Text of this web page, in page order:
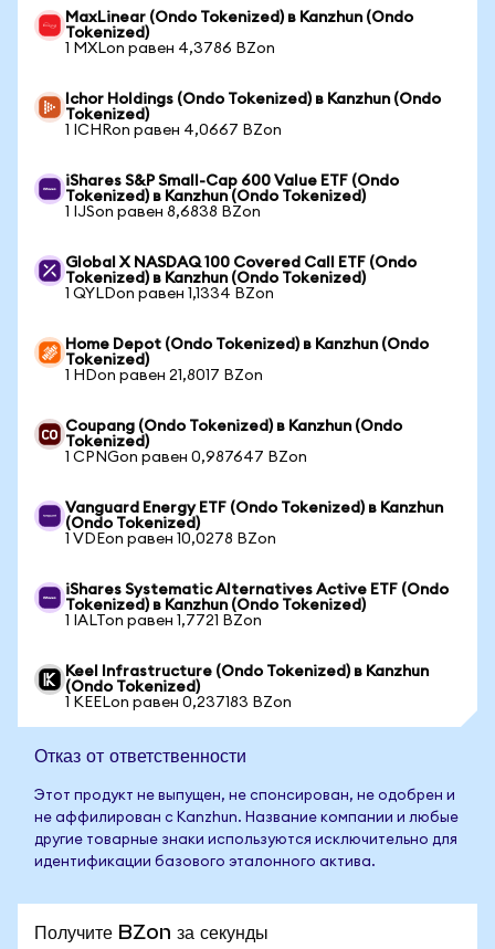
MaxLinear (Ondo Tokenized) в Kanzhun (Ondo
Tokenized)
1 MXLon равен 4,3786 BZon
Ichor Holdings (Ondo Tokenized) в Kanzhun (Ondo
Tokenized)
1 ICHRon равен 4,0667 BZon
iShares S&P Small-Cap 600 Value ETF (Ondo
Tokenized) в Kanzhun (Ondo Tokenized)
1 IJSon равен 8,6838 BZon
Global X NASDAQ 100 Covered Call ETF (Ondo
Tokenized) в Kanzhun (Ondo Tokenized)
1 QYLDon равен 1,1334 BZon
Home Depot (Ondo Tokenized) в Kanzhun (Ondo
Tokenized)
1 HDon равен 21,8017 BZon
Coupang (Ondo Tokenized) в Kanzhun (Ondo
Tokenized)
1 CPNGon равен 0,987647 BZon
Vanguard Energy ETF (Ondo Tokenized) в Kanzhun
(Ondo Tokenized)
1 VDEon равен 10,0278 BZon
iShares Systematic Alternatives Active ETF (Ondo
Tokenized) в Kanzhun (Ondo Tokenized)
1 IALTon равен 1,7721 BZon
Keel Infrastructure (Ondo Tokenized) в Kanzhun
(Ondo Tokenized)
1 KEELon равен 0,237183 BZon
Отказ от ответственности
Этот продукт не выпущен, не спонсирован, не одобрен и
не аффилирован с Kanzhun. Название компании и любые
другие товарные знаки используются исключительно для
идентификации базового эталонного актива.
Получите BZon за секунды